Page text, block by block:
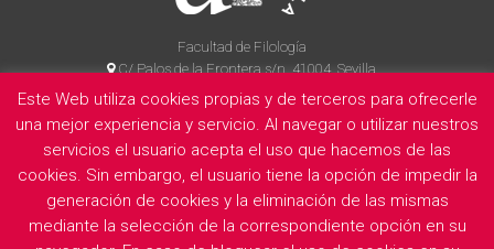
Facultad de Filología
C/ Palos de la Frontera s/n, 41004, Sevilla
954 55 14 90
La Facultad Información legal Politica de privacidad Cookies
E
Este Web utiliza cookies propias y de terceros para ofrecerle
una mejor experiencia y servicio. Al navegar o utilizar nuestros
servicios el usuario acepta el uso que hacemos de las
cookies. Sin embargo, el usuario tiene la opción de impedir la
generación de cookies y la eliminación de las mismas
mediante la selección de la correspondiente opción en su